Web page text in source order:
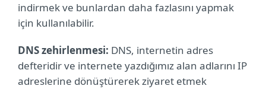
indirmek ve bunlardan daha fazlasını yapmak
için kullanılabilir.
DNS zehirlenmesi: DNS, internetin adres
defteridir ve internete yazdığımız alan adlarını IP
adreslerine dönüştürerek ziyaret etmek